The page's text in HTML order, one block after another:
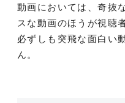
動画においては、奇抜
スな動画のほうが視聴
必ずしも突飛な面白い
ん。